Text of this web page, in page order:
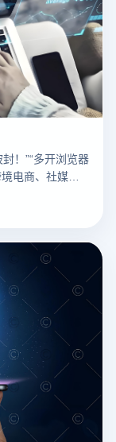
！”“多开浏览器
电商、社媒运
多开浏览器究竟